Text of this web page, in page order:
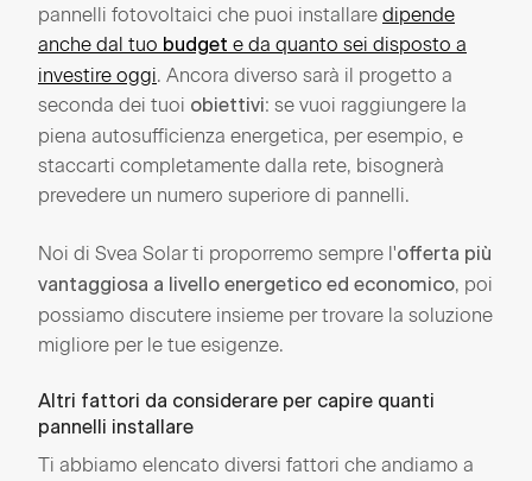
pannelli fotovoltaici che puoi installare dipende
anche dal tuo budget e da quanto sei disposto a
investire oggi. Ancora diverso sarà il progetto a
seconda dei tuoi obiettivi: se vuoi raggiungere la
piena autosufficienza energetica, per esempio, e
staccarti completamente dalla rete, bisognerà
prevedere un numero superiore di pannelli.
Noi di Svea Solar ti proporremo sempre l'offerta più
vantaggiosa a livello energetico ed economico, poi
possiamo discutere insieme per trovare la soluzione
migliore per le tue esigenze.
Altri fattori da considerare per capire quanti
pannelli installare
Ti abbiamo elencato diversi fattori che andiamo a